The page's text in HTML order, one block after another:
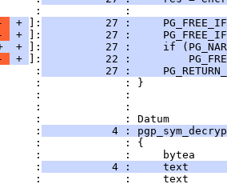
:             :
+ ]:
27 :
+ ]:
27 :
+ ]:
27 :     if
+ ]:
22 :
:
27 :
:             : }
:             :
:             :
:             : Datum
:
4 :
:             : {
:             :     bytea
:
4 :     text
:             :     text